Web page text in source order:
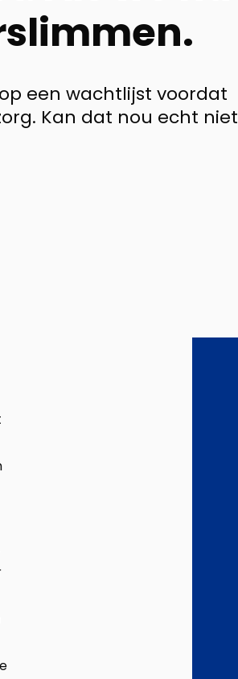
een wachtlijst voordat
Kan dat nou echt niet